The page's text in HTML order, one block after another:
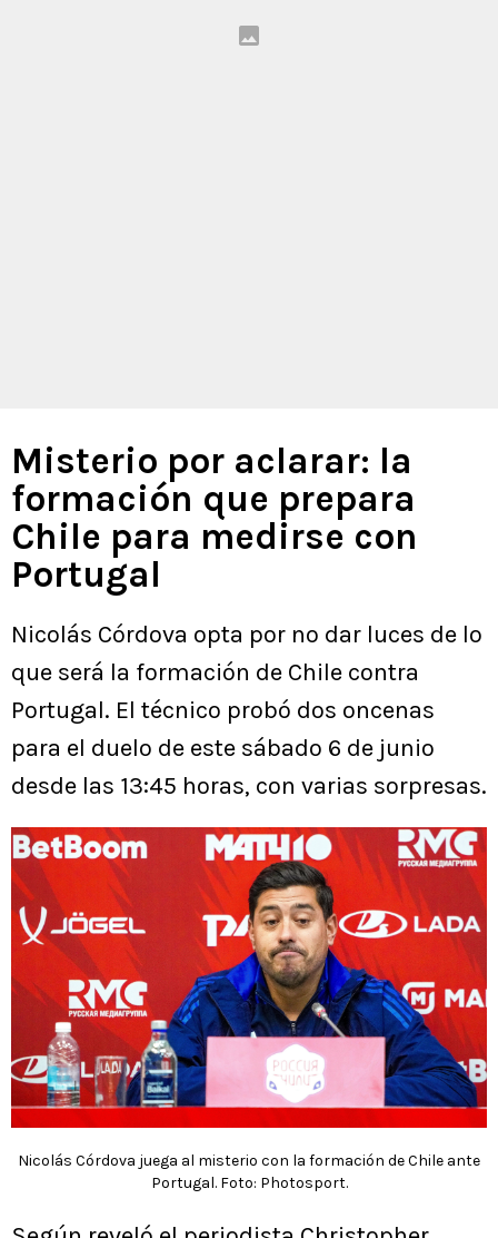
Misterio por aclarar: la
formación que prepara
Chile para medirse con
Portugal
Nicolás Córdova opta por no dar luces de lo
que será la formación de Chile contra
Portugal. El técnico probó dos oncenas
para el duelo de este sábado 6 de junio
desde las 13:45 horas, con varias sorpresas.
Nicolás Córdova juega al misterio con la formación de Chile ante
Portugal. Foto: Photosport.